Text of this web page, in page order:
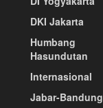
DKI Jakarta
Humbang
Hasundutan
Internasional
Jabar-Bandung